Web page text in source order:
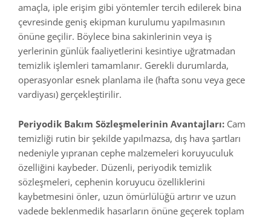
amaçla, iple erişim gibi yöntemler tercih edilerek bina
çevresinde geniş ekipman kurulumu yapılmasının
önüne geçilir. Böylece bina sakinlerinin veya iş
yerlerinin günlük faaliyetlerini kesintiye uğratmadan
temizlik işlemleri tamamlanır. Gerekli durumlarda,
operasyonlar esnek planlama ile (hafta sonu veya gece
vardiyası) gerçekleştirilir.
Periyodik Bakım Sözleşmelerinin Avantajları: Cam
temizliği rutin bir şekilde yapılmazsa, dış hava şartları
nedeniyle yıpranan cephe malzemeleri koruyuculuk
özelliğini kaybeder. Düzenli, periyodik temizlik
sözleşmeleri, cephenin koruyucu özelliklerini
kaybetmesini önler, uzun ömürlülüğü artırır ve uzun
vadede beklenmedik hasarların önüne geçerek toplam